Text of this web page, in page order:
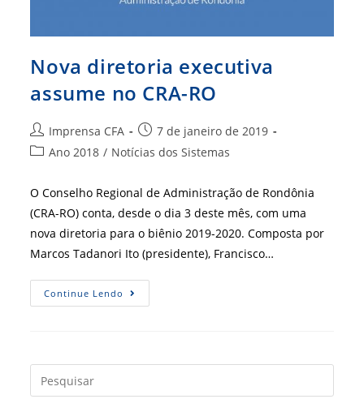
Nova diretoria executiva
assume no CRA-RO
Autor
do
Imprensa CFA
Post
publicado:
7 de janeiro de 2019
Categoria
post:
Ano 2018 / Notícias dos Sistemas
O Conselho Regional de Administração de Rondônia
(CRA-RO) conta, desde o dia 3 deste mês, com uma
nova diretoria para o biênio 2019-2020. Composta por
Marcos Tadanori Ito (presidente), Francisco…
Continue Lendo Nova
Diretoria
RO
a